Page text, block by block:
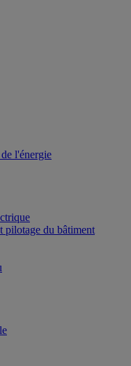
l'énergie
pilotage du bâtiment